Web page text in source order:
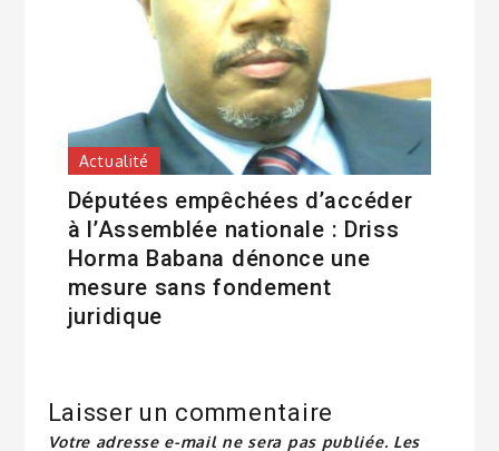
Actualité
Députées empêchées d’accéder
à l’Assemblée nationale : Driss
Horma Babana dénonce une
mesure sans fondement
juridique
Laisser un commentaire
Votre adresse e-mail ne sera pas publiée. Les